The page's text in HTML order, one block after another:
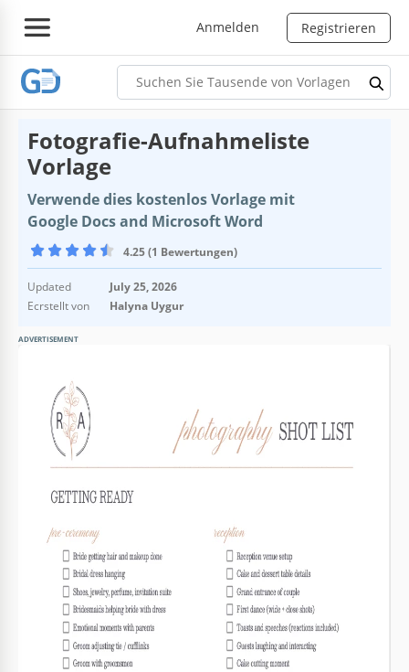
Anmelden Registrieren
Fotografie-Aufnahmeliste
Vorlage
Verwende dies kostenlos Vorlage mit
Google Docs and Microsoft Word
4.25 (1 Bewertungen)
Updated
July 25, 2026
Ecrstellt von
Halyna Uygur
ADVERTISEMENT